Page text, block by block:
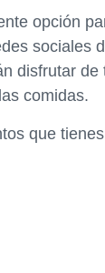
opción
sociales
disfrutar
comidas.
que